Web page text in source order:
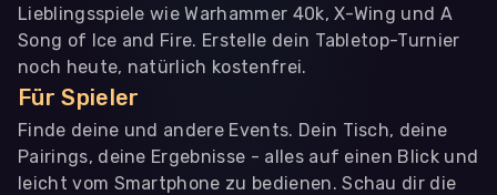
Lieblingsspiele wie Warhammer 40k, X-Wing und A
Song of Ice and Fire. Erstelle dein Tabletop-Turnier
noch heute, natürlich kostenfrei.
Für Spieler
Finde deine und andere Events. Dein Tisch, deine
Pairings, deine Ergebnisse - alles auf einen Blick und
leicht vom Smartphone zu bedienen. Schau dir die